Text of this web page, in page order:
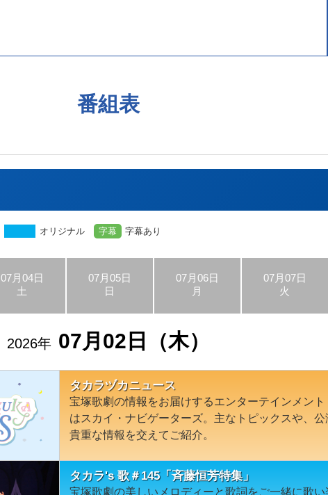
番組表
オリジナル 字幕 字幕あり
07月04日
土
07月05日
日
07月06日
月
07月07日
火
2026年 07月02日（木）
タカラヅカニュース
宝塚歌劇の情報をお届けするエンターテインメン
はスカイ・ナビゲーターズ。主なトピックスや、
貴重な情報を交えてご紹介。
タカラ's 歌＃145「斉藤恒芳特集」
宝塚歌劇の美しいメロディーと歌詞をご一緒に歌い